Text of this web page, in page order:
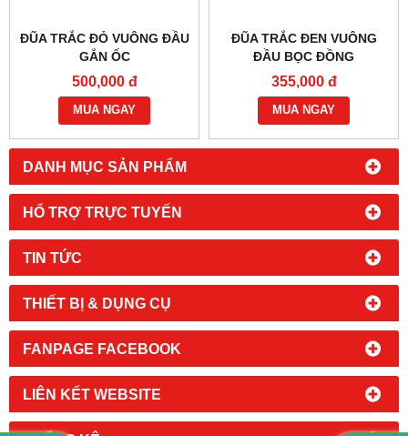
DANH MỤC SẢN PHẨM
HỔ TRỢ TRỰC TUYẾN
TIN TỨC
THIẾT BỊ & DỤNG CỤ
FANPAGE FACEBOOK
LIÊN KẾT WEBSITE
ĐŨA TRẮC ĐỎ VUÔNG ĐẦU
GẮN ỐC
500,000 đ
MUA NGAY
ĐŨA TRẮC ĐEN VUÔNG
ĐẦU BỌC ĐỒNG
355,000 đ
MUA NGAY